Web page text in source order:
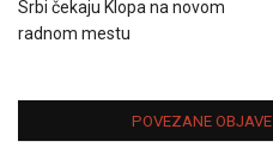
Srbi čekaju Klopa na novom
radnom mestu
POVEZANE OBJAVE